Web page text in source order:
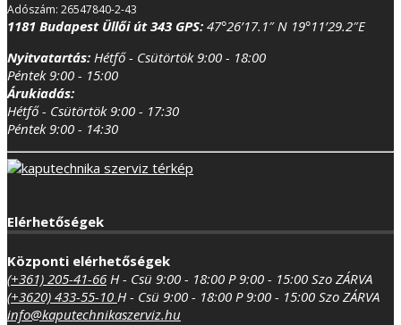
Adószám: 26547840-2-43
1181 Budapest Üllői út 343 GPS: 47°26’17.1″ N 19°11’29.2″E
Nyitvatartás: Hétfő - Csütörtök 9:00 - 18:00
Péntek 9:00 - 15:00
Árukiadás:
Hétfő - Csütörtök 9:00 - 17:30
Péntek 9:00 - 14:30
Elérhetőségek
Központi elérhetőségek
(+361) 205-41-66 H - Csü 9:00 - 18:00 P 9:00 - 15:00 Szo ZÁRVA
(+3620) 433-55-10 H - Csü 9:00 - 18:00 P 9:00 - 15:00 Szo ZÁRVA
info@kaputechnikaszerviz.hu